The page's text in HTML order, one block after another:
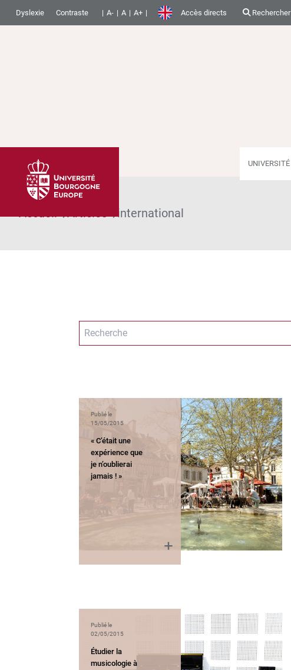
Dyslexie Contraste A- A A+ Accès directs Rechercher
UNIVERSITÉ
Accueil Articles international
Publié le
15/05/2015
« C’était une
expérience que
je n’oublierai
jamais ! »
Publié le
02/05/2015
Étudier la
musicologie à